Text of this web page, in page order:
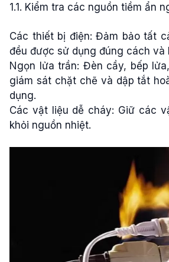
1.1. Kiểm tra các nguồn tiềm ẩn
Các thiết bị điện: Đảm bảo tất
đều được sử dụng đúng cách và
Ngọn lửa trần: Đèn cầy, bếp
giám sát chặt chẽ và dập tắt
dụng.
Các vật liệu dễ cháy: Giữ các
khỏi nguồn nhiệt.